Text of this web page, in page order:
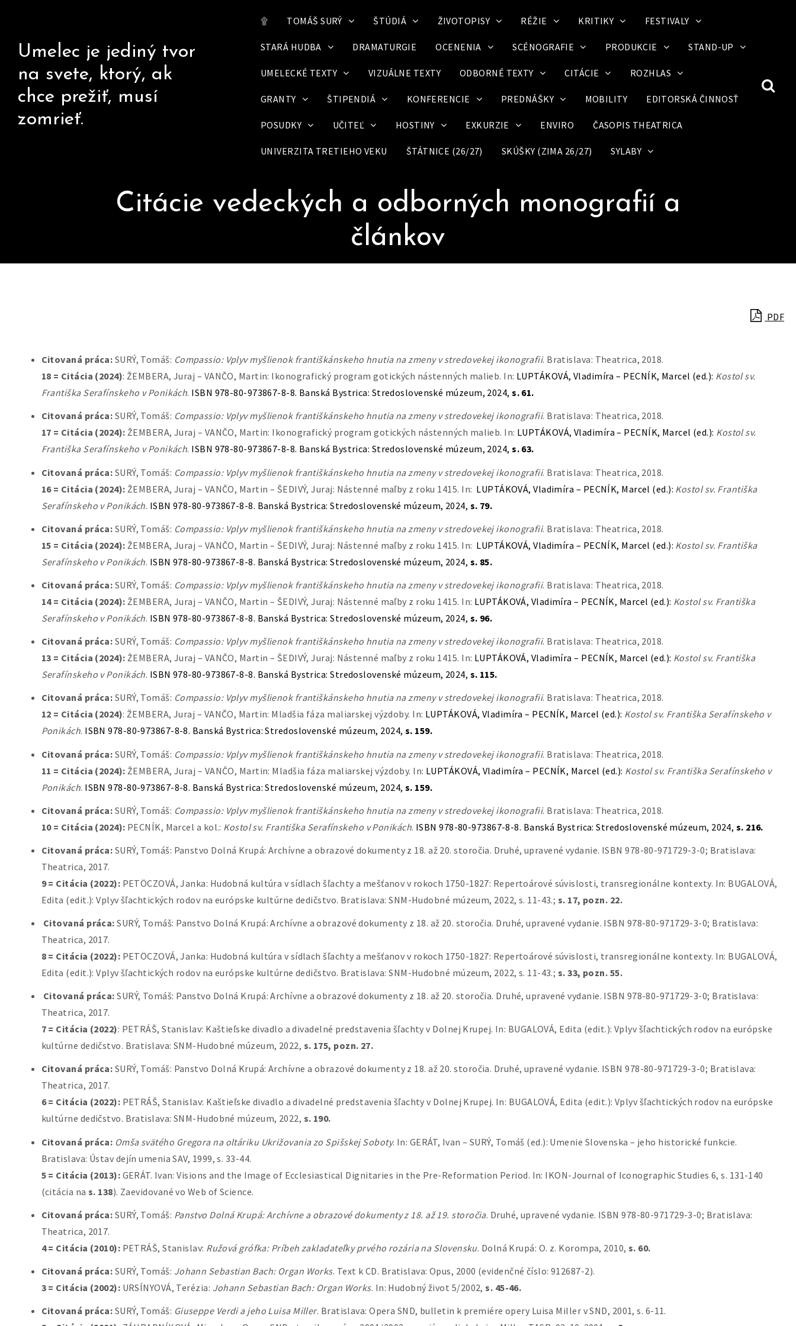
content
Umelec je jediný tvor
na svete, ktorý, ak
chce prežiť, musí
zomrieť.
۩ TOMÁŠ SURÝ ŠTÚDIÁ ŽIVOTOPISY RÉŽIE KRITIKY FESTIVALY
STARÁ HUDBA DRAMATURGIE OCENENIA SCÉNOGRAFIE PRODUKCIE STAND-UP
UMELECKÉ TEXTY VIZUÁLNE TEXTY ODBORNÉ TEXTY CITÁCIE ROZHLAS
GRANTY ŠTIPENDIÁ KONFERENCIE PREDNÁŠKY MOBILITY EDITORSKÁ ČINNOSŤ
POSUDKY UČITEĽ HOSTINY EXKURZIE ENVIRO ČASOPIS THEATRICA
UNIVERZITA TRETIEHO VEKU ŠTÁTNICE (26/27) SKÚŠKY (ZIMA 26/27) SYLABY
Citácie vedeckých a odborných monografií a
článkov
PDF
Citovaná práca: SURÝ, Tomáš: Compassio: Vplyv myšlienok františkánskeho hnutia na zmeny v stredovekej ikonografii. Bratislava: Theatrica, 2018.
18 = Citácia (2024): ŽEMBERA, Juraj – VANČO, Martin: Ikonografický program gotických nástenných malieb. In: LUPTÁKOVÁ, Vladimíra – PECNÍK, Marcel (ed.): Kostol sv.
Františka Serafínskeho v Ponikách. ISBN 978-80-973867-8-8. Banská Bystrica: Stredoslovenské múzeum, 2024,s. 61.
Citovaná práca: SURÝ, Tomáš: Compassio: Vplyv myšlienok františkánskeho hnutia na zmeny v stredovekej ikonografii. Bratislava: Theatrica, 2018.
17 = Citácia (2024):ŽEMBERA, Juraj – VANČO, Martin: Ikonografický program gotických nástenných malieb. In: LUPTÁKOVÁ, Vladimíra – PECNÍK, Marcel (ed.): Kostol sv.
Františka Serafínskeho v Ponikách. ISBN 978-80-973867-8-8. Banská Bystrica: Stredoslovenské múzeum, 2024,s. 63.
Citovaná práca: SURÝ, Tomáš: Compassio: Vplyv myšlienok františkánskeho hnutia na zmeny v stredovekej ikonografii. Bratislava: Theatrica, 2018.
16 = Citácia (2024): ŽEMBERA, Juraj – VANČO, Martin – ŠEDIVÝ, Juraj: Nástenné maľby z roku 1415. In: LUPTÁKOVÁ, Vladimíra – PECNÍK, Marcel (ed.): Kostol sv. Františka
Serafínskeho v Ponikách. ISBN 978-80-973867-8-8. Banská Bystrica: Stredoslovenské múzeum, 2024, s. 79.
Citovaná práca: SURÝ, Tomáš: Compassio: Vplyv myšlienok františkánskeho hnutia na zmeny v stredovekej ikonografii. Bratislava: Theatrica, 2018.
15 = Citácia (2024): ŽEMBERA, Juraj – VANČO, Martin – ŠEDIVÝ, Juraj: Nástenné maľby z roku 1415. In: LUPTÁKOVÁ, Vladimíra – PECNÍK, Marcel (ed.): Kostol sv. Františka
Serafínskeho v Ponikách. ISBN 978-80-973867-8-8. Banská Bystrica: Stredoslovenské múzeum, 2024, s. 85.
Citovaná práca: SURÝ, Tomáš: Compassio: Vplyv myšlienok františkánskeho hnutia na zmeny v stredovekej ikonografii. Bratislava: Theatrica, 2018.
14 = Citácia (2024): ŽEMBERA, Juraj – VANČO, Martin – ŠEDIVÝ, Juraj: Nástenné maľby z roku 1415. In: LUPTÁKOVÁ, Vladimíra – PECNÍK, Marcel (ed.): Kostol sv. Františka
Serafínskeho v Ponikách. ISBN 978-80-973867-8-8. Banská Bystrica: Stredoslovenské múzeum, 2024, s. 96.
Citovaná práca: SURÝ, Tomáš: Compassio: Vplyv myšlienok františkánskeho hnutia na zmeny v stredovekej ikonografii. Bratislava: Theatrica, 2018.
13 = Citácia (2024): ŽEMBERA, Juraj – VANČO, Martin – ŠEDIVÝ, Juraj: Nástenné maľby z roku 1415. In: LUPTÁKOVÁ, Vladimíra – PECNÍK, Marcel (ed.): Kostol sv. Františka
Serafínskeho v Ponikách. ISBN 978-80-973867-8-8. Banská Bystrica: Stredoslovenské múzeum, 2024, s. 115.
Citovaná práca: SURÝ, Tomáš: Compassio: Vplyv myšlienok františkánskeho hnutia na zmeny v stredovekej ikonografii. Bratislava: Theatrica, 2018.
12 = Citácia (2024): ŽEMBERA, Juraj – VANČO, Martin: Mladšia fáza maliarskej výzdoby. In: LUPTÁKOVÁ, Vladimíra – PECNÍK, Marcel (ed.): Kostol sv. Františka Serafínskeho v
Ponikách. ISBN 978-80-973867-8-8. Banská Bystrica: Stredoslovenské múzeum, 2024, s. 159.
Citovaná práca: SURÝ, Tomáš: Compassio: Vplyv myšlienok františkánskeho hnutia na zmeny v stredovekej ikonografii. Bratislava: Theatrica, 2018.
11 = Citácia (2024): ŽEMBERA, Juraj – VANČO, Martin: Mladšia fáza maliarskej výzdoby. In: LUPTÁKOVÁ, Vladimíra – PECNÍK, Marcel (ed.): Kostol sv. Františka Serafínskeho v
Ponikách. ISBN 978-80-973867-8-8. Banská Bystrica: Stredoslovenské múzeum, 2024, s. 159.
Citovaná práca: SURÝ, Tomáš: Compassio: Vplyv myšlienok františkánskeho hnutia na zmeny v stredovekej ikonografii. Bratislava: Theatrica, 2018.
10 = Citácia (2024): PECNÍK, Marcel a kol.: Kostol sv. Františka Serafínskeho v Ponikách. ISBN 978-80-973867-8-8. Banská Bystrica: Stredoslovenské múzeum, 2024, s. 216.
Citovaná práca: SURÝ, Tomáš: Panstvo Dolná Krupá: Archívne a obrazové dokumenty z 18. až 20. storočia. Druhé, upravené vydanie. ISBN 978-80-971729-3-0; Bratislava:
Theatrica, 2017.
9 = Citácia (2022): PETÖCZOVÁ, Janka: Hudobná kultúra v sídlach šľachty a mešťanov v rokoch 1750-1827: Repertoárové súvislosti, transregionálne kontexty. In: BUGALOVÁ,
Edita (edit.):Vplyv šľachtických rodov na európske kultúrne dedičstvo. Bratislava: SNM-Hudobné múzeum, 2022, s. 11-43.; s. 17, pozn. 22.
Citovaná práca: SURÝ, Tomáš: Panstvo Dolná Krupá: Archívne a obrazové dokumenty z 18. až 20. storočia. Druhé, upravené vydanie. ISBN 978-80-971729-3-0; Bratislava:
Theatrica, 2017.
8 = Citácia (2022): PETÖCZOVÁ, Janka: Hudobná kultúra v sídlach šľachty a mešťanov v rokoch 1750-1827: Repertoárové súvislosti, transregionálne kontexty. In: BUGALOVÁ,
Edita (edit.):Vplyv šľachtických rodov na európske kultúrne dedičstvo. Bratislava: SNM-Hudobné múzeum, 2022, s. 11-43.; s. 33, pozn. 55.
Citovaná práca: SURÝ, Tomáš: Panstvo Dolná Krupá: Archívne a obrazové dokumenty z 18. až 20. storočia. Druhé, upravené vydanie. ISBN 978-80-971729-3-0; Bratislava:
Theatrica, 2017.
7 = Citácia (2022): PETRÁŠ, Stanislav: Kaštieľske divadlo a divadelné predstavenia šľachty v Dolnej Krupej. In: BUGALOVÁ, Edita (edit.): Vplyv šľachtických rodov na európske
kultúrne dedičstvo. Bratislava: SNM-Hudobné múzeum, 2022, s. 175, pozn. 27.
Citovaná práca: SURÝ, Tomáš: Panstvo Dolná Krupá: Archívne a obrazové dokumenty z 18. až 20. storočia. Druhé, upravené vydanie. ISBN 978-80-971729-3-0; Bratislava:
Theatrica, 2017.
6 = Citácia (2022): PETRÁŠ, Stanislav: Kaštieľske divadlo a divadelné predstavenia šľachty v Dolnej Krupej. In: BUGALOVÁ, Edita (edit.): Vplyv šľachtických rodov na európske
kultúrne dedičstvo. Bratislava: SNM-Hudobné múzeum, 2022, s. 190.
Citovaná práca: Omša svätého Gregora na oltáriku Ukrižovania zo Spišskej Soboty. In: GERÁT, Ivan – SURÝ, Tomáš (ed.): Umenie Slovenska – jeho historické funkcie.
Bratislava: Ústav dejín umenia SAV, 1999, s. 33-44.
5 = Citácia (2013): GERÁT. Ivan: Visions and the Image of Ecclesiastical Dignitaries in the Pre-Reformation Period. In: IKON-Journal of Iconographic Studies 6, s. 131-140
(citácia na s. 138). Zaevidované vo Web of Science.
Citovaná práca: SURÝ, Tomáš: Panstvo Dolná Krupá: Archívne a obrazové dokumenty z 18. až 19. storočia. Druhé, upravené vydanie. ISBN 978-80-971729-3-0; Bratislava:
Theatrica, 2017.
4 = Citácia (2010): PETRÁŠ, Stanislav: Ružová grófka: Príbeh zakladateľky prvého rozária na Slovensku. Dolná Krupá: O. z. Korompa, 2010, s. 60.
Citovaná práca: SURÝ, Tomáš: Johann Sebastian Bach: Organ Works. Text k CD. Bratislava: Opus, 2000 (evidenčné číslo: 912687-2).
3 = Citácia (2002): URSÍNYOVÁ, Terézia: Johann Sebastian Bach: Organ Works. In: Hudobný život 5/2002,s. 45-46.
Citovaná práca: SURÝ, Tomáš: Giuseppe Verdi a jeho Luisa Miller. Bratislava: Opera SND, bulletin k premiére opery Luisa Miller v SND, 2001, s. 6-11.